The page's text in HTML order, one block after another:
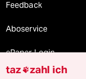
Feedback
Aboservice
ePaper Login
Downloads für
taz zahl ich